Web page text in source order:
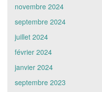
novembre 2024
septembre 2024
juillet 2024
février 2024
janvier 2024
septembre 2023